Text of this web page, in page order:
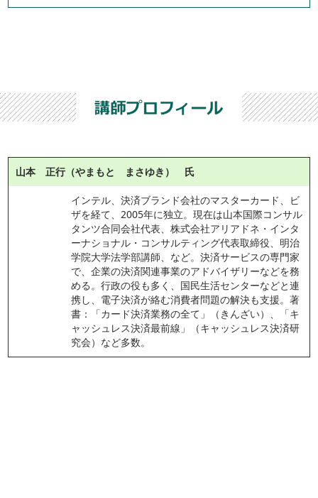
山本 正行（やまもと まさゆき） 氏
インテル、決済ブランド会社のマスターカード、ビ
ザを経て、2005年に独立。現在は山本国際コンサル
タンツ合同会社代表、株式会社アリアドネ・インタ
ーナショナル・コンサルティング代表取締役、明治
学院大学法学部講師、など。決済サービスの専門家
で、企業の決済関連事業のアドバイザリーなどを務
める。行政の役も多く、国民生活センターなどと連
携し、電子決済が絡む消費者問題の解決も支援。著
書：「カード決済業務の全て」（きんざい）、「キ
ャッシュレス決済最前線」（キャッシュレス決済研
究会）など多数。